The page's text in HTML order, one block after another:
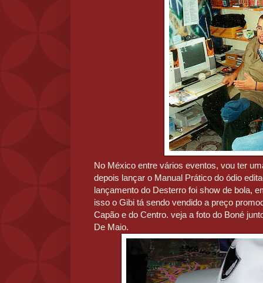
No México entre vários eventos, vou ter
depois lançar o Manual Prático do ódio
lançamento do Desterro foi show de bola,
isso o Gibi tá sendo vendido a preço
Capão e do Centro. veja a foto do Boné
De Maio.